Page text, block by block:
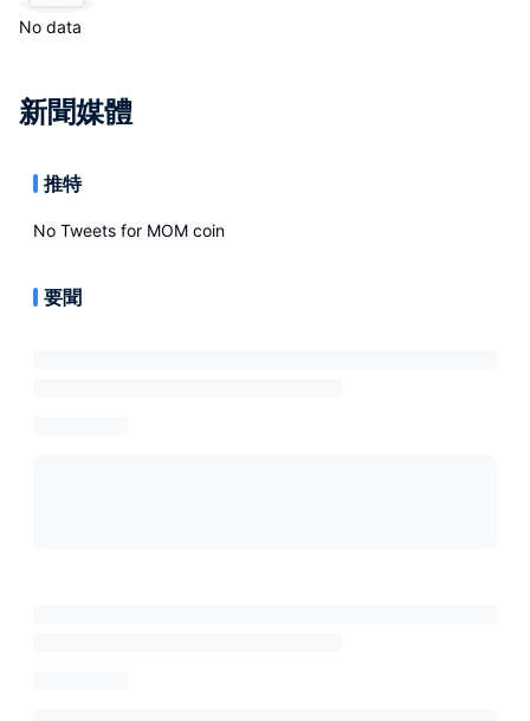
No data
新聞媒體
推特
No Tweets for MOM coin
要聞